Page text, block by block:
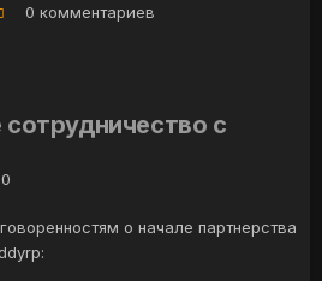
- оказание первой
пострадавшим;
и контроль трафика в районах
эвакуация разного типа
и контроль диких и домашних
смерти и транспортировка тел;
заключенных.
запросы в действующие
для получения
0 комментариев
с
о начале партнерства